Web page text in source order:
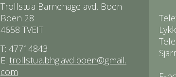
Trollstua Barnehage avd. Boen
Boen 28
4658 TVEIT
T: 47714843
E: trollstua.bhg.avd.boen@gmail.
com